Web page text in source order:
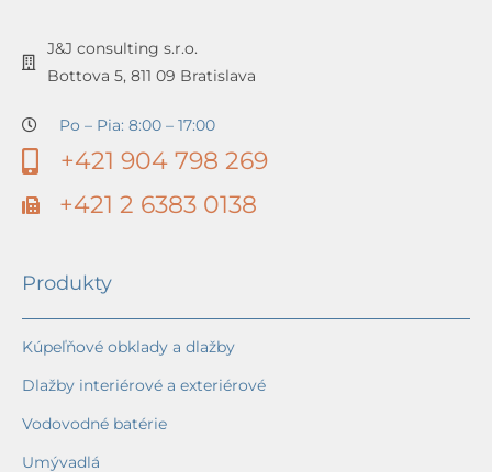
J&J consulting s.r.o.
Bottova 5, 811 09 Bratislava
Po – Pia: 8:00 – 17:00
+421 904 798 269
+421 2 6383 0138
Produkty
Kúpeľňové obklady a dlažby
Dlažby interiérové a exteriérové
Vodovodné batérie
Umývadlá